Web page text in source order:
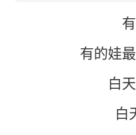
有的娃
白
白